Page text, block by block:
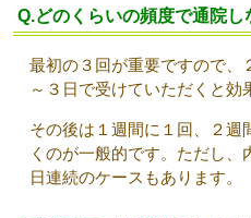
Q.どのくらいの頻度で通院し
最初の３回が重要ですので、
～３日で受けていただくと効
その後は１週間に１回、２週
くのが一般的です。ただし、
日連続のケースもあります。